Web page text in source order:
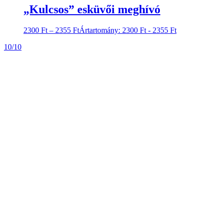
„Kulcsos” esküvői meghívó
2300 Ft – 2355 FtÁrtartomány: 2300 Ft - 2355 Ft
10/10